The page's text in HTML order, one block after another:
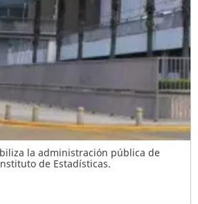
la administración pública de
de Estadísticas.